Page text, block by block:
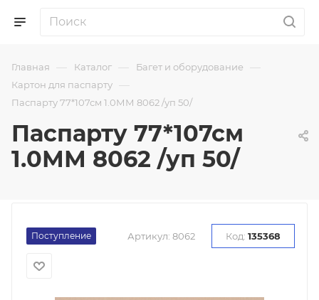
Главная — Каталог — Багет и оборудование —
Картон для паспарту —
Паспарту 77*107см 1.0ММ 8062 /уп 50/
Паспарту 77*107см
1.0ММ 8062 /уп 50/
Поступление Артикул: 8062 Код: 135368